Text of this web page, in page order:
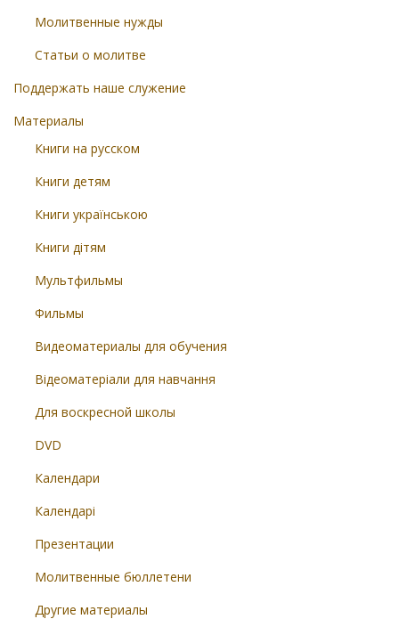
Молитвенные нужды
Статьи о молитве
Поддержать наше служение
Материалы
Книги на русском
Книги детям
Книги українською
Книги дітям
Мультфильмы
Фильмы
Видеоматериалы для обучения
Відеоматеріали для навчання
Для воскресной школы
DVD
Календари
Календарі
Презентации
Молитвенные бюллетени
Другие материалы